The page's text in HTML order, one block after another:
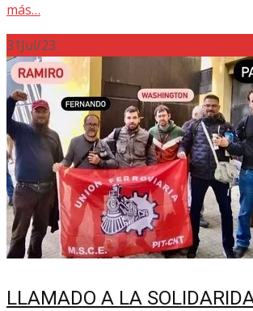
más…
31Jul/23
LLAMADO A LA